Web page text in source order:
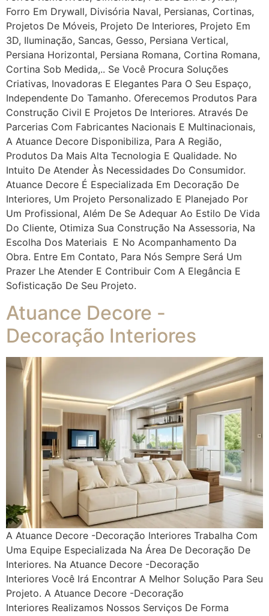
Forro Em Drywall, Divisória Naval, Persianas, Cortinas,
Projetos De Móveis, Projeto De Interiores, Projeto Em
3D, Iluminação, Sancas, Gesso, Persiana Vertical,
Persiana Horizontal, Persiana Romana, Cortina Romana,
Cortina Sob Medida,.. Se Você Procura Soluções
Criativas, Inovadoras E Elegantes Para O Seu Espaço,
Independente Do Tamanho. Oferecemos Produtos Para
Construção Civil E Projetos De Interiores. Através De
Parcerias Com Fabricantes Nacionais E Multinacionais,
A Atuance Decore Disponibiliza, Para A Região,
Produtos Da Mais Alta Tecnologia E Qualidade. No
Intuito De Atender Às Necessidades Do Consumidor.
Atuance Decore É Especializada Em Decoração De
Interiores, Um Projeto Personalizado E Planejado Por
Um Profissional, Além De Se Adequar Ao Estilo De Vida
Do Cliente, Otimiza Sua Construção Na Assessoria, Na
Escolha Dos Materiais E No Acompanhamento Da
Obra. Entre Em Contato, Para Nós Sempre Será Um
Prazer Lhe Atender E Contribuir Com A Elegância E
Sofisticação De Seu Projeto.
Atuance Decore -
Decoração Interiores
A Atuance Decore -Decoração Interiores Trabalha Com
Uma Equipe Especializada Na Área De Decoração De
Interiores. Na Atuance Decore -Decoração
Interiores Você Irá Encontrar A Melhor Solução Para Seu
Projeto. A Atuance Decore -Decoração
Interiores Realizamos Nossos Serviços De Forma